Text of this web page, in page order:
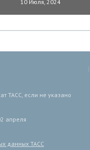
10 Июля, 2024
ТАСС, если не указано
апреля
данных ТАСС